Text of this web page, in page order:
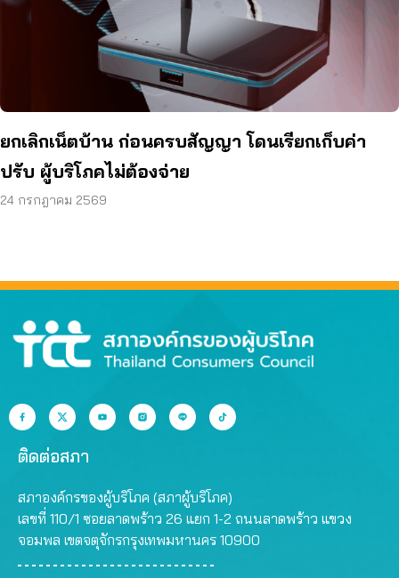
ยกเลิกเน็ตบ้าน ก่อนครบสัญญา โดนเรียกเก็บค่า
ปรับ ผู้บริโภคไม่ต้องจ่าย
24 กรกฎาคม 2569
ติดต่อสภา
สภาองค์กรของผู้บริโภค (สภาผู้บริโภค)
เลขที่ 110/1 ซอยลาดพร้าว 26 แยก 1-2 ถนนลาดพร้าว แขวง
จอมพล เขตจตุจักรกรุงเทพมหานคร 10900